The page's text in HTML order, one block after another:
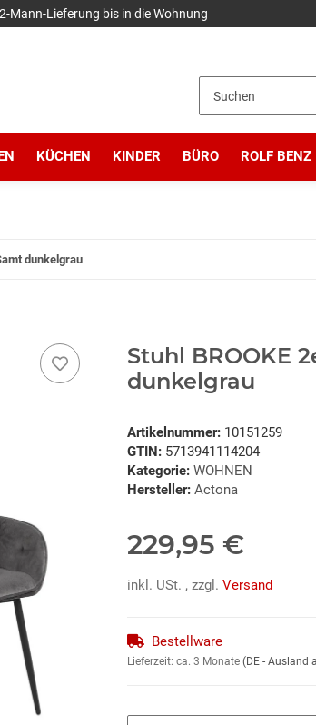
2-Mann-Lieferung bis in die Wohnung
KÜCHEN KINDER BÜRO ROLF BENZ
dunkelgrau
Stuhl BROOKE
dunkelgrau
Artikelnummer: 10151259
GTIN: 5713941114204
Kategorie: WOHNEN
Hersteller: Actona
229,95 €
inkl. USt. , zzgl. Versand
Bestellware
Lieferzeit: ca. 3 Monate (DE - Ausland